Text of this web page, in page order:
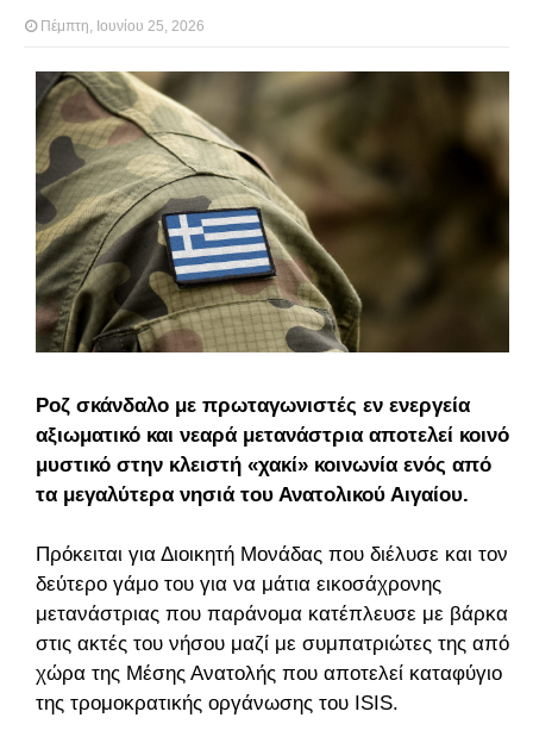
Πέμπτη, Ιουνίου 25, 2026
Ροζ σκάνδαλο με πρωταγωνιστές εν ενεργεία
αξιωματικό και νεαρά μετανάστρια αποτελεί κοινό
μυστικό στην κλειστή «χακί» κοινωνία ενός από
τα μεγαλύτερα νησιά του Ανατολικού Αιγαίου.
Πρόκειται για Διοικητή Μονάδας που διέλυσε και τον
δεύτερο γάμο του για να μάτια εικοσάχρονης
μετανάστριας που παράνομα κατέπλευσε με βάρκα
στις ακτές του νήσου μαζί με συμπατριώτες της από
χώρα της Μέσης Ανατολής που αποτελεί καταφύγιο
της τρομοκρατικής οργάνωσης του ISIS.